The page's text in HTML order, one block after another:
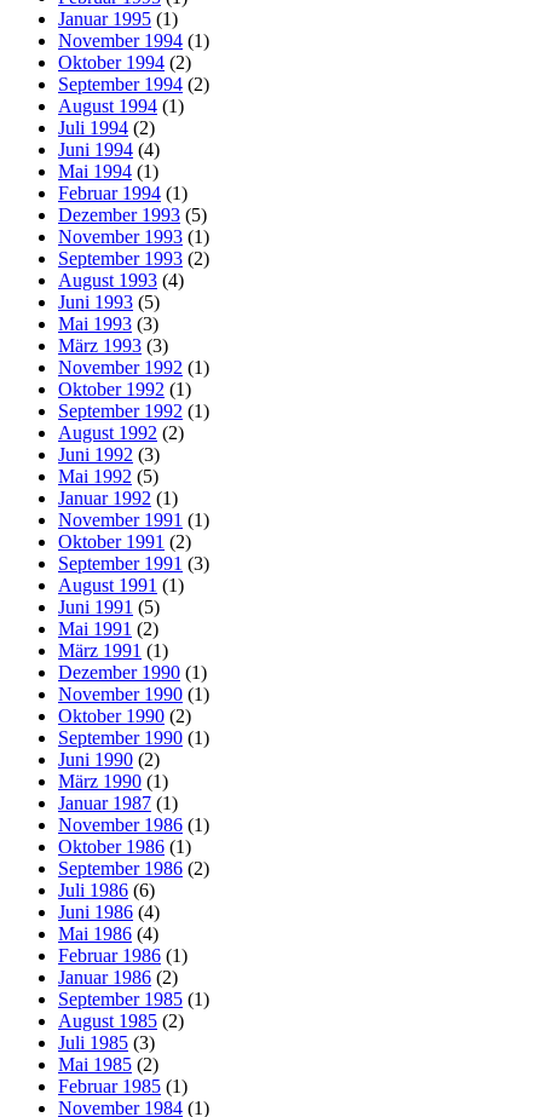
Januar 1995 (1)
November 1994 (1)
Oktober 1994 (2)
September 1994 (2)
August 1994 (1)
Juli 1994 (2)
Juni 1994 (4)
Mai 1994 (1)
Februar 1994 (1)
Dezember 1993 (5)
November 1993 (1)
September 1993 (2)
August 1993 (4)
Juni 1993 (5)
Mai 1993 (3)
März 1993 (3)
November 1992 (1)
Oktober 1992 (1)
September 1992 (1)
August 1992 (2)
Juni 1992 (3)
Mai 1992 (5)
Januar 1992 (1)
November 1991 (1)
Oktober 1991 (2)
September 1991 (3)
August 1991 (1)
Juni 1991 (5)
Mai 1991 (2)
März 1991 (1)
Dezember 1990 (1)
November 1990 (1)
Oktober 1990 (2)
September 1990 (1)
Juni 1990 (2)
März 1990 (1)
Januar 1987 (1)
November 1986 (1)
Oktober 1986 (1)
September 1986 (2)
Juli 1986 (6)
Juni 1986 (4)
Mai 1986 (4)
Februar 1986 (1)
Januar 1986 (2)
September 1985 (1)
August 1985 (2)
Juli 1985 (3)
Mai 1985 (2)
Februar 1985 (1)
November 1984 (1)